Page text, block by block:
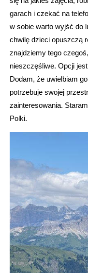
garach i czekać na
w sobie warto wyjść do
chwilę dzieci opuszczą
znajdziemy tego
nieszczęśliwe. Opcji
Dodam, że uwielbiam
potrzebuje swojej
zainteresowania.
Polki.